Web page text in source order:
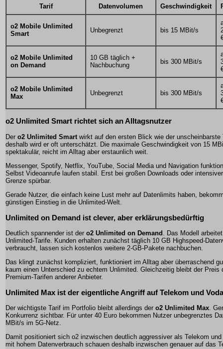
Tarif Datenvolumen Geschwindigkeit
o2 Mobile Unlimited
Smart
Unbegrenzt bis 15 MBit/s
o2 Mobile Unlimited
on Demand
10 GB täglich +
Nachbuchung
bis 300 MBit/s
o2 Mobile Unlimited
Max
Unbegrenzt bis 300 MBit/s
o2 Unlimited Smart richtet sich an Alltagsnutzer
Der o2 Unlimited Smart wirkt auf den ersten Blick wie der
deshalb wird er oft unterschätzt. Die maximale Geschwindigkeit von 15
spektakulär, reicht im Alltag aber erstaunlich weit.
Messenger, Spotify, Netflix, YouTube, Social Media und Navigation
Selbst Videoanrufe laufen stabil. Erst bei großen Downloads oder
Grenze spürbar.
Gerade Nutzer, die einfach keine Lust mehr auf Datenlimits haben,
günstigen Einstieg in die Unlimited-Welt.
Unlimited on Demand ist clever, aber erklärungsbedürftig
Deutlich spannender ist der o2 Unlimited on Demand . Das Modell
Unlimited-Tarife. Kunden erhalten zunächst täglich 10 GB Highspeed-
verbraucht, lassen sich kostenlos weitere 2-GB-Pakete nachbuchen.
Das klingt zunächst kompliziert, funktioniert im Alltag aber überraschend
kaum einen Unterschied zu echtem Unlimited. Gleichzeitig bleibt der Preis
Premium-Tarifen anderer Anbieter.
Unlimited Max ist der eigentliche Angriff auf Telekom und
Der wichtigste Tarif im Portfolio bleibt allerdings der o2 Unlimited Max.
Konkurrenz sichtbar. Für unter 40 Euro bekommen Nutzer unbegrenztes
MBit/s im 5G-Netz.
Damit positioniert sich o2 inzwischen deutlich aggressiver als Telekom
mit hohem Datenverbrauch schauen deshalb inzwischen genauer auf das